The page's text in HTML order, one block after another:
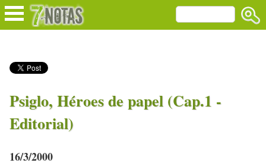
Psiglo, Héroes de papel (Cap.1 -
Editorial)
16/3/2000